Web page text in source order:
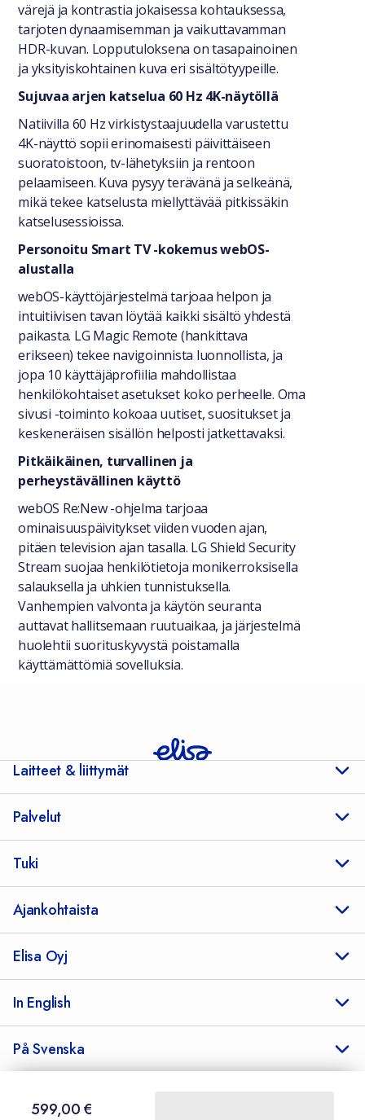
599,00 €
599,00€
värejä ja kontrastia jokaisessa kohtauksessa,
tarjoten dynaamisemman ja vaikuttavamman
HDR-kuvan. Lopputuloksena on tasapainoinen
ja yksityiskohtainen kuva eri sisältötyypeille.
Sujuvaa arjen katselua 60 Hz 4K-näytöllä
Natiivilla 60 Hz virkistystaajuudella varustettu
4K-näyttö sopii erinomaisesti päivittäiseen
suoratoistoon, tv-lähetyksiin ja rentoon
pelaamiseen. Kuva pysyy terävänä ja selkeänä,
mikä tekee katselusta miellyttävää pitkissäkin
katselusessioissa.
Personoitu Smart TV -kokemus webOS-
alustalla
webOS-käyttöjärjestelmä tarjoaa helpon ja
intuitiivisen tavan löytää kaikki sisältö yhdestä
paikasta. LG Magic Remote (hankittava
erikseen) tekee navigoinnista luonnollista, ja
jopa 10 käyttäjäprofiilia mahdollistaa
henkilökohtaiset asetukset koko perheelle. Oma
sivusi -toiminto kokoaa uutiset, suositukset ja
keskeneräisen sisällön helposti jatkettavaksi.
Pitkäikäinen, turvallinen ja
perheystävällinen käyttö
webOS Re:New -ohjelma tarjoaa
ominaisuuspäivitykset viiden vuoden ajan,
pitäen television ajan tasalla. LG Shield Security
Stream suojaa henkilötietoja monikerroksisella
salauksella ja uhkien tunnistuksella.
Vanhempien valvonta ja käytön seuranta
auttavat hallitsemaan ruutuaikaa, ja järjestelmä
huolehtii suorituskyvystä poistamalla
käyttämättömiä sovelluksia.
Laitteet & liittymät
Palvelut
Tuki
Ajankohtaista
Elisa Oyj
In English
På Svenska
Sopimusehdot